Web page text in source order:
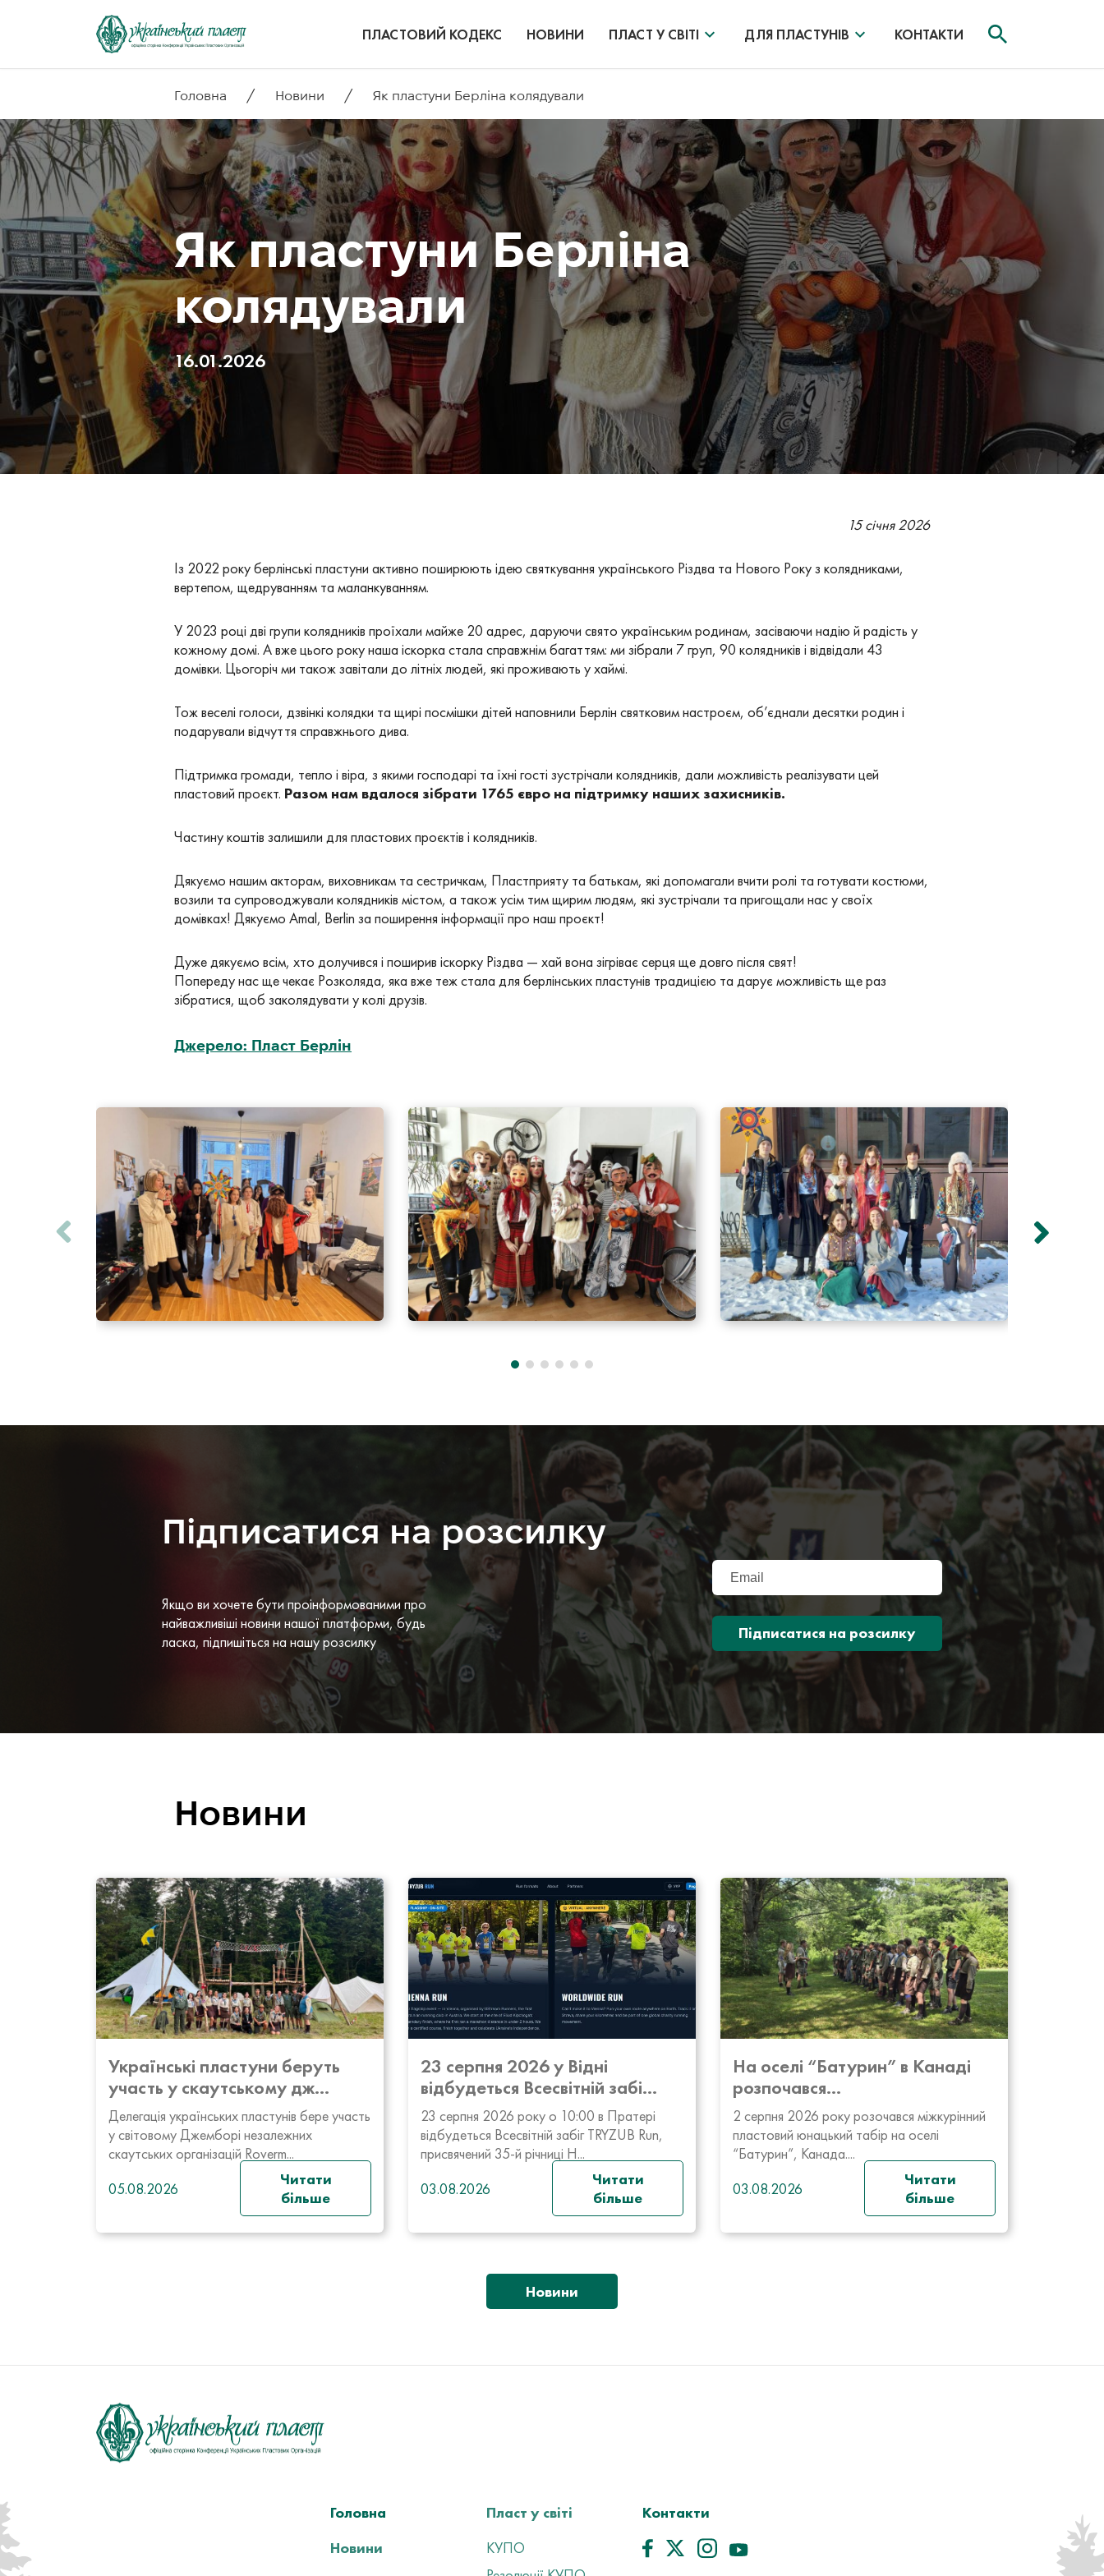
ПЛАСТОВИЙ КОДЕКС НОВИНИ ПЛАСТ У СВІТІ ДЛЯ ПЛАСТУНІВ КОНТАКТИ
Головна / Новини / Як пластуни Берліна колядували
Як пластуни Берліна
колядували
16.01.2026
15 січня 2026
Із 2022 року берлінські пластуни активно поширюють ідею святкування українського Різдва та Нового Року з колядниками,
вертепом, щедруванням та маланкуванням.
У 2023 році дві групи колядників проїхали майже 20 адрес, даруючи свято українським родинам, засіваючи надію й радість у
кожному домі. А вже цього року наша іскорка стала справжнім багаттям: ми зібрали 7 груп, 90 колядників і відвідали 43
домівки. Цьогоріч ми також завітали до літніх людей, які проживають у хаймі.
Тож веселі голоси, дзвінкі колядки та щирі посмішки дітей наповнили Берлін святковим настроєм, об’єднали десятки родин і
подарували відчуття справжнього дива.
Підтримка громади, тепло і віра, з якими господарі та їхні гості зустрічали колядників, дали можливість реалізувати цей
пластовий проєкт. Разом нам вдалося зібрати 1765 євро на підтримку наших захисників.
Частину коштів залишили для пластових проєктів і колядників.
Дякуємо нашим акторам, виховникам та сестричкам, Пластприяту та батькам, які допомагали вчити ролі та готувати костюми,
возили та супроводжували колядників містом, а також усім тим щирим людям, які зустрічали та пригощали нас у своїх
домівках! Дякуємо Amal, Berlin за поширення інформації про наш проєкт!
Дуже дякуємо всім, хто долучився і поширив іскорку Різдва — хай вона зігріває серця ще довго після свят!
Попереду нас ще чекає Розколяда, яка вже теж стала для берлінських пластунів традицією та дарує можливість ще раз
зібратися, щоб заколядувати у колі друзів.
Джерело: Пласт Берлін
Підписатися на розсилку
Якщо ви хочете бути проінформованими про
найважливіші новини нашої платформи, будь
ласка, підпишіться на нашу розсилку
Підписатися на розсилку
Новини
Українські пластуни беруть
участь у скаутському дж...
Делегація українських пластунів бере участь
у світовому Джемборі незалежних
скаутських організацій Roverm...
05.08.2026
Читати
більше
23 серпня 2026 у Відні
відбудеться Всесвітній забі...
23 серпня 2026 року о 10:00 в Пратері
відбудеться Всесвітній забіг TRYZUB Run,
присвячений 35-й річниці Н...
03.08.2026
Читати
більше
На оселі “Батурин” в Канаді
розпочався...
2 серпня 2026 року розочався міжкурінний
пластовий юнацький табір на оселі
“Батурин”, Канада....
03.08.2026
Читати
більше
Новини
Головна
Новини
Пласт у світі
КУПО
Контакти